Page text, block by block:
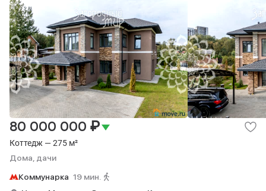
Коттедж — 275 м²
Дома, дачи
80 000 000 ₽
Коммунарка 19 мин.